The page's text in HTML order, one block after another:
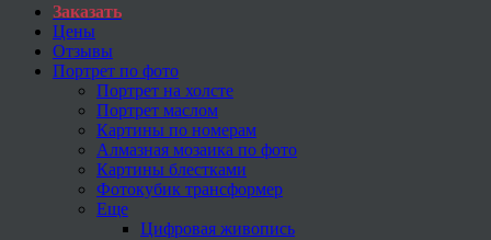
Заказать
Цены
Отзывы
Портрет по фото
Портрет на холсте
Портрет маслом
Картины по номерам
Алмазная мозаика по фото
Картины блестками
Фотокубик трансформер
Еще
Цифровая живопись